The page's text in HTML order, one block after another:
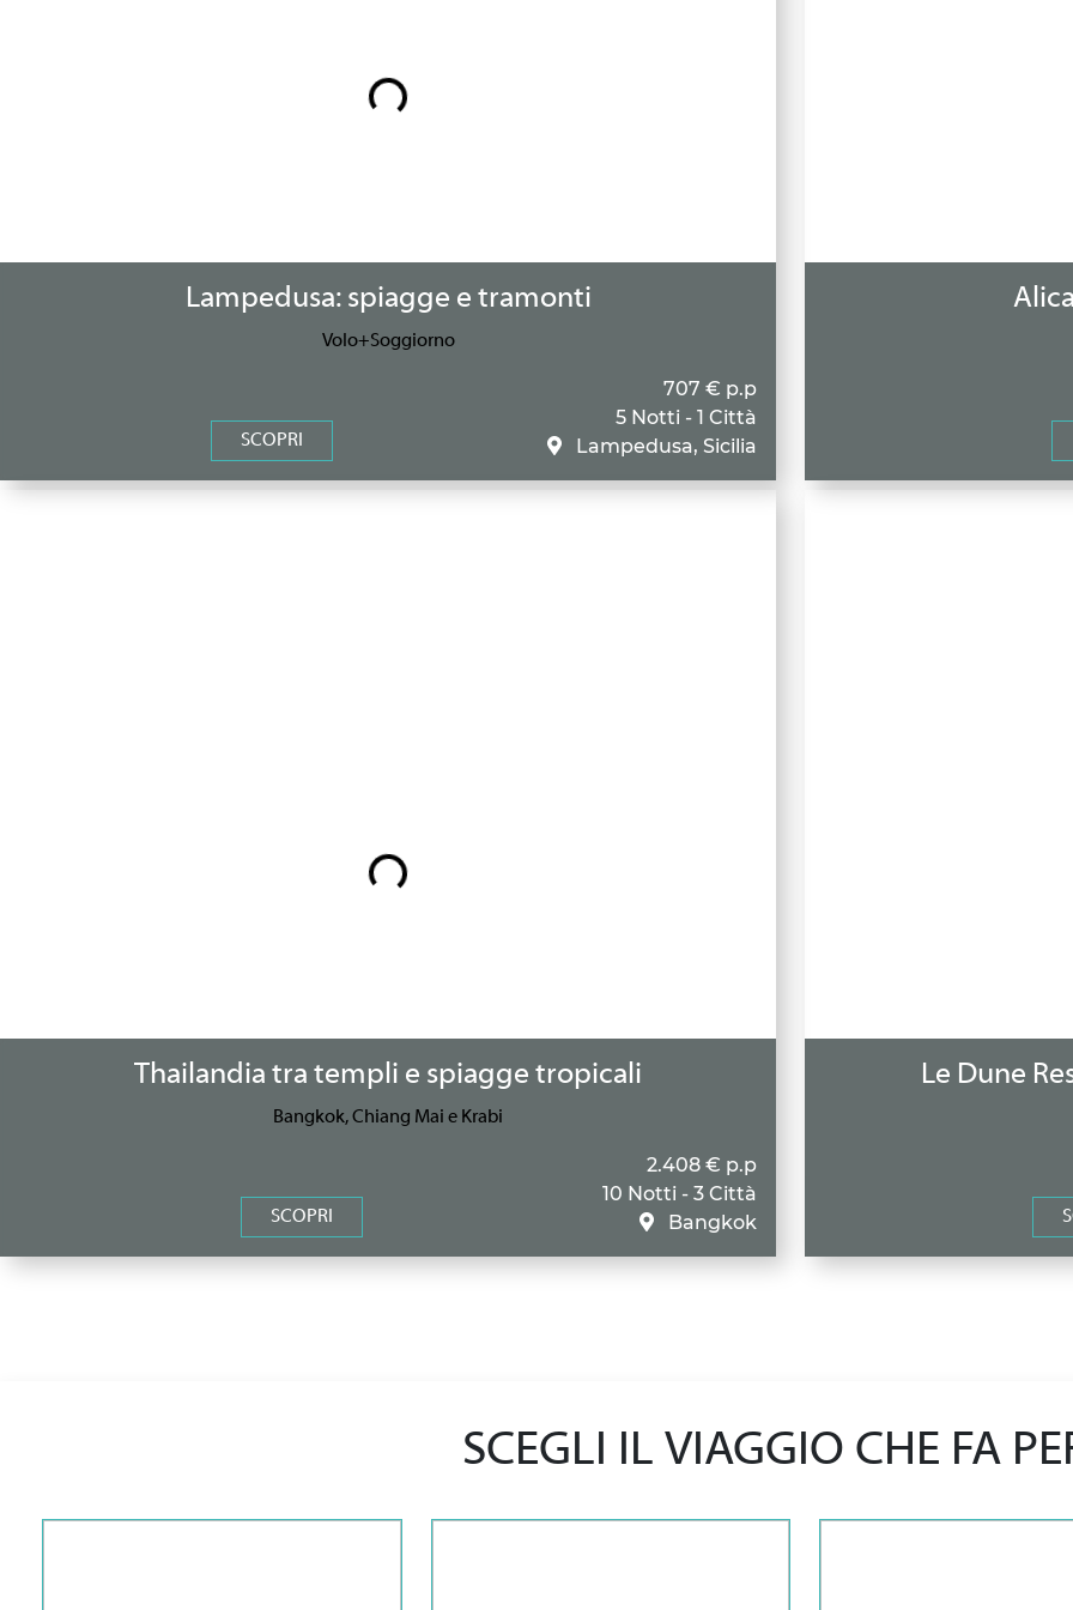
Lampedusa: spiagge e tramonti
Volo+Soggiorno
SCOPRI
707 € p.p
5 Notti - 1 Città
Lampedusa, Sicilia
Thailandia tra templi e spiagge tropicali
Bangkok, Chiang Mai e Krabi
SCOPRI
2.408 € p.p
10 Notti - 3 Città
Bangkok
Le Dune
SCEGLI IL VIAGGIO CHE FA